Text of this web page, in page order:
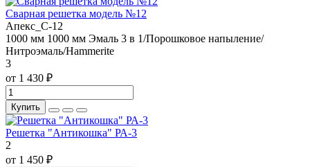
Сварная решетка модель №12
Апекс_С-12
1000 мм 1000 мм Эмаль 3 в 1/Порошковое напыление/
Нитроэмаль/Hammerite
3
от 1 430 ₽
Купить
Решетка "Антикошка" РА-3
2
от 1 450 ₽